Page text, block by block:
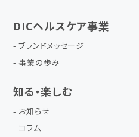
DICヘルスケア事業
ブランドメッセージ
事業の歩み
知る・楽しむ
お知らせ
コラム